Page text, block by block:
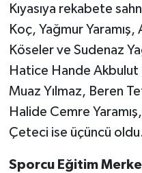
Kıyasıya rekabete
Koç, Yağmur
Köseler ve Sudenaz
Hatice Hande Akbulut
Muaz Yılmaz, Beren
Halide Cemre
Çeteci ise üçüncü
Sporcu Eğitim